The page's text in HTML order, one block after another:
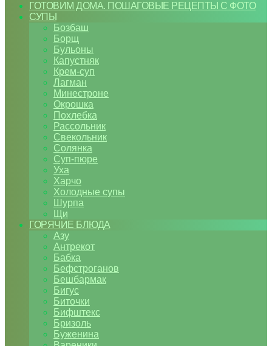
ГОТОВИМ ДОМА. ПОШАГОВЫЕ РЕЦЕПТЫ С ФОТО
СУПЫ
Бозбаш
Борщ
Бульоны
Капустняк
Крем-суп
Лагман
Минестроне
Окрошка
Похлебка
Рассольник
Свекольник
Солянка
Суп-пюре
Уха
Харчо
Холодные супы
Шурпа
Щи
ГОРЯЧИЕ БЛЮДА
Азу
Антрекот
Бабка
Бефстроганов
Бешбармак
Бигус
Биточки
Бифштекс
Бризоль
Буженина